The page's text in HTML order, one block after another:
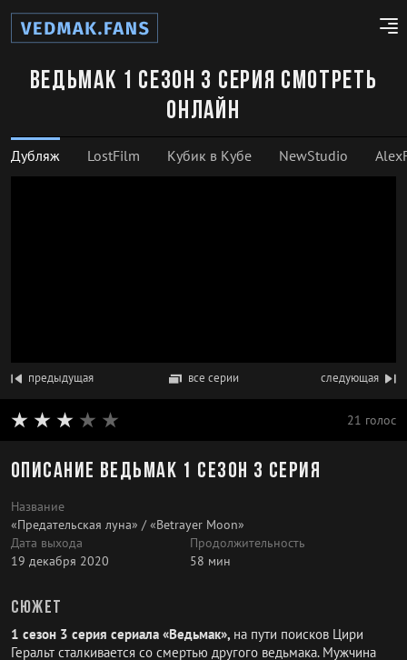
Ведьмак 1 сезон 3 серия смотреть
онлайн
Дубляж LostFilm Кубик в Кубе NewStudio
предыдущая все серии следующая
21 голос
Описание Ведьмак 1 сезон 3 серия
Название
«Предательская луна» / «Betrayer Moon»
Дата выхода
19 декабря 2020
Продолжительность
58 мин
Сюжет
1 сезон 3 серия сериала «Ведьмак», на пути поисков Цири
Геральт сталкивается со смертью другого ведьмака. Мужчина